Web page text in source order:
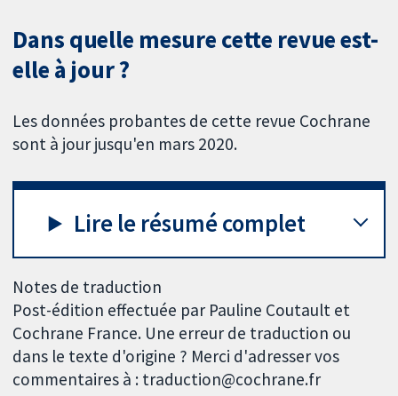
Dans quelle mesure cette revue est-
elle à jour ?
Les données probantes de cette revue Cochrane
sont à jour jusqu'en mars 2020.
Lire le résumé complet
Notes de traduction
Post-édition effectuée par Pauline Coutault et
Cochrane France. Une erreur de traduction ou
dans le texte d'origine ? Merci d'adresser vos
commentaires à : traduction@cochrane.fr